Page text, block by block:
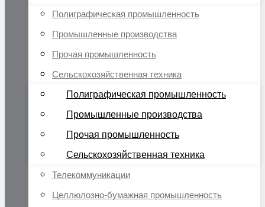
Полиграфическая промышленность
Промышленные производства
Прочая промышленность
Сельскохозяйственная техника
Полиграфическая промышленность
Промышленные производства
Прочая промышленность
Сельскохозяйственная техника
Телекоммуникации
Целлюлозно-бумажная промышленность